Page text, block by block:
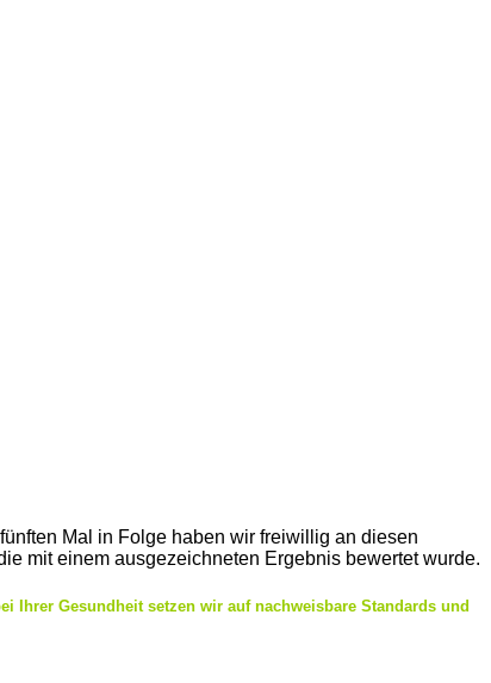
Mal in Folge haben wir freiwillig an diesen
mit einem ausgezeichneten Ergebnis bewertet wurde.
Ihrer Gesundheit setzen wir auf nachweisbare Standards und